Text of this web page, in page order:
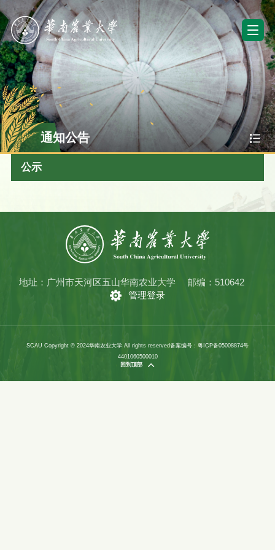
通知公告
公示
地址：广州市天河区五山华南农业大学
邮编：510642
管理登录
SCAU Copyright © 2024华南农业大学 All rights reserved备案编号：粤ICP备05008874号
4401060500010
回到顶部